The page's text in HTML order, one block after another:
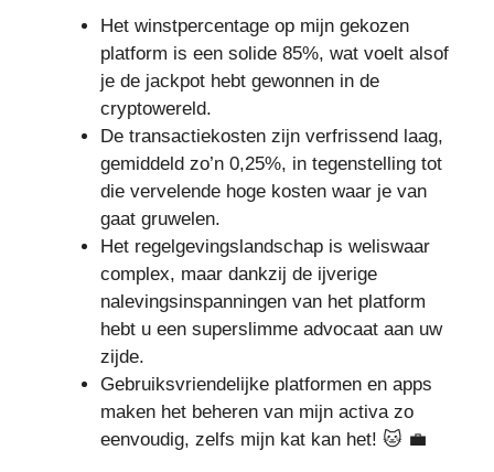
Het winstpercentage op mijn gekozen
platform is een solide 85%, wat voelt alsof
je de jackpot hebt gewonnen in de
cryptowereld.
De transactiekosten zijn verfrissend laag,
gemiddeld zo’n 0,25%, in tegenstelling tot
die vervelende hoge kosten waar je van
gaat gruwelen.
Het regelgevingslandschap is weliswaar
complex, maar dankzij de ijverige
nalevingsinspanningen van het platform
hebt u een superslimme advocaat aan uw
zijde.
Gebruiksvriendelijke platformen en apps
maken het beheren van mijn activa zo
eenvoudig, zelfs mijn kat kan het! 🐱 💼